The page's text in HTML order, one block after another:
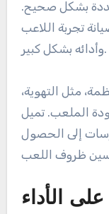
بشكل صحيح.
تجربة اللاعب
وأدائه بشكل كبير.
مثل التهوية،
الملعب. تميل
إلى الحصول
الأداء